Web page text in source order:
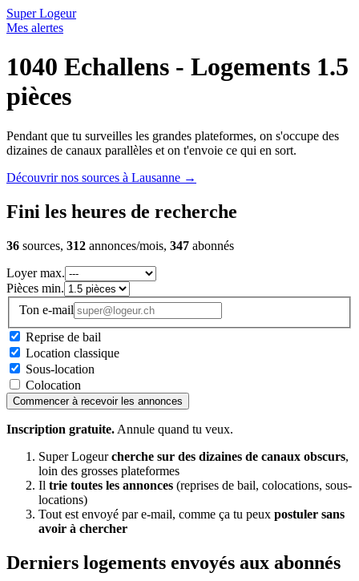
Super Logeur
Mes alertes
1040 Echallens - Logements 1.5
pièces
Pendant que tu surveilles les grandes plateformes, on s'occupe des
dizaines de canaux parallèles et on t'envoie ce qui en sort.
Découvrir nos sources à Lausanne →
Fini les heures de recherche
36 sources, 312 annonces/mois, 347 abonnés
Loyer max.
Pièces min.
Ton e-mail
Reprise de bail
Location classique
Sous-location
Colocation
Commencer à recevoir les annonces
Inscription gratuite. Annule quand tu veux.
Super Logeurcherche sur des dizaines de canaux obscurs,
loin des grosses plateformes
Il trie toutes les annonces (reprises de bail, colocations, sous-
locations)
Tout est envoyé par e-mail, comme ça tu peux postuler sans
avoir à chercher
Derniers logements envoyés aux abonnés